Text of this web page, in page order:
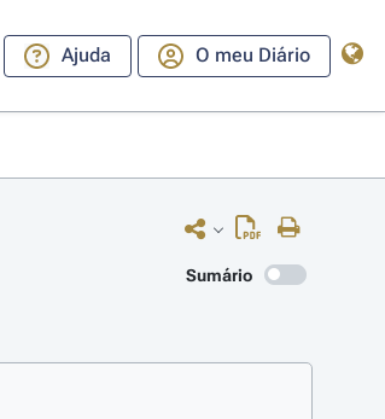
Ajuda O meu Diário
Sumário